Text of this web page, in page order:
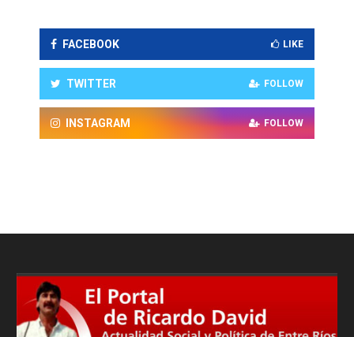
FACEBOOK LIKE
TWITTER FOLLOW
INSTAGRAM FOLLOW